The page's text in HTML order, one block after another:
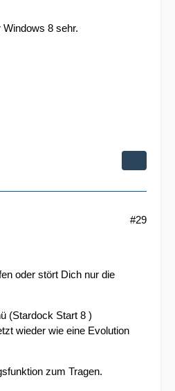
8 sehr.
#29
oder stört Dich nur die
(Stardock Start 8 )
wieder wie eine Evolution
zum Tragen.